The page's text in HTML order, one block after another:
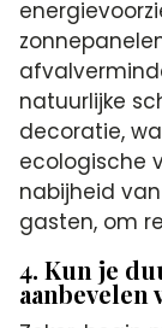
natuurlijke
decoratie,
ecologische
nabijheid
gasten, om
4. Kun je